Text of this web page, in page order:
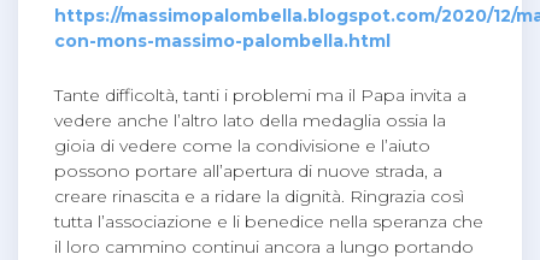
https://massimopalombella.blogspot.com/2020/12/
con-mons-massimo-palombella.html
Tante difficoltà, tanti i problemi ma il Papa invita a
vedere anche l’altro lato della medaglia ossia la
gioia di vedere come la condivisione e l’aiuto
possono portare all’apertura di nuove strada, a
creare rinascita e a ridare la dignità. Ringrazia così
tutta l’associazione e li benedice nella speranza che
il loro cammino continui ancora a lungo portando